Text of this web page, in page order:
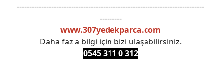
----------------------------------------------------------------------------
---------
www.307yedekparca.com
Daha fazla bilgi için bizi ulaşabilirsiniz.
0545 311 0 312